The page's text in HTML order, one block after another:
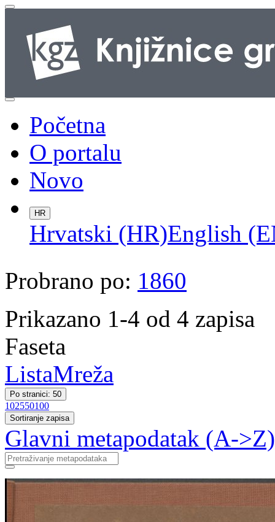
Početna
O portalu
Novo
HR
Hrvatski (HR)English
Probrano po: 1860
Prikazano 1-4 od 4 zapisa
Faseta
ListaMreža
Po stranici: 50
102550100
Sortiranje zapisa
Glavni metapodatak (A->Z)